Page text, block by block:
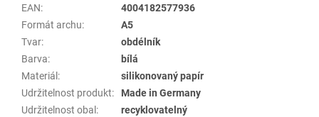
EAN:
4004182577936
Formát archu:
A5
Tvar:
obdélník
Barva:
bílá
Materiál :
silikonovaný papír
Udržitelnost produkt:
Made in Germany
Udržitelnost obal :
recyklovatelný